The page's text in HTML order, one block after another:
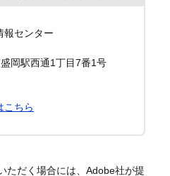
報センター
岡駅西通1丁目7番1号
こちら
ただく場合には、Adobe社が提